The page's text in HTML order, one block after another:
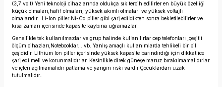
(3,7 volt) Yeni teknoloji cihazlarında oldukça sık tercih edilirler en büyük özelliği
küçük olmaları,hafif olmaları, yüksek akımlı olmaları ve yüksek voltajlı
olmalarıdır.. Li-Ion piller Ni-Cd piller gibi şarj edildikten sonra bekletilebilirler ve
kısa zaman içerisinde kapasite kaybına uğramazlar.
Genellikle tek kullanılmazlar ve grup halinde kullanılırlar cep telefonları ,çeşitli
ölçüm cihazları,Notebooklar.…vb. Yanlış amaçlı kullanımlarda tehlikeli bir pil
çeşididir. Lithium Ion piller içerisinde yüksek kapasite barındırdığı için dikkatlice
şarj edilmeli ve korunmalıdırlar. Kesinlikle direk güneşe maruz bırakılmamalıdırlar
ve içleri açılmamalıdır patlama ve yangın riski vardır.Çocuklardan uzak
tutulmalıdır..